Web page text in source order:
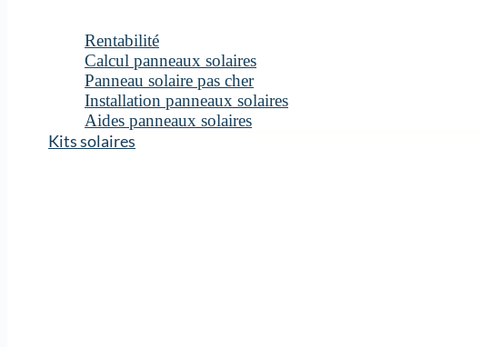
Rentabilité
Calcul panneaux solaires
Panneau solaire pas cher
Installation panneaux solaires
Aides panneaux solaires
Kits solaires